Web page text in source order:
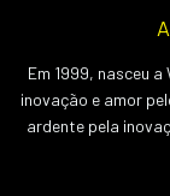
Em 1999, nasceu
inovação e amor
ardente pela